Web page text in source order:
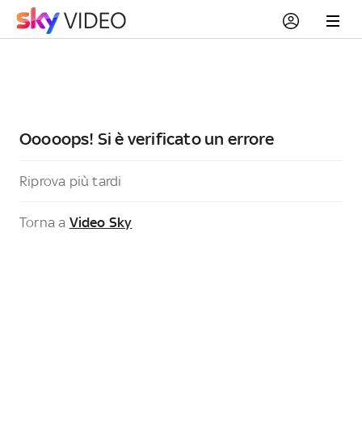
Ooooops! Si è verificato un errore
Riprova più tardi
Torna a Video Sky